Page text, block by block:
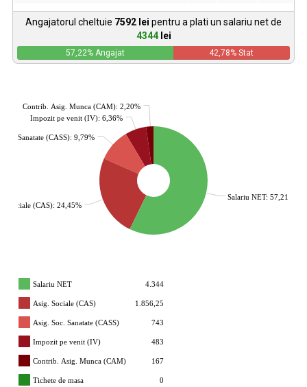
Angajatorul cheltuie 7592 lei pentru a plati un salariu net de
4344 lei
57,22% Angajat 42,78% Stat
Salariu NET: 57,21%
Sociale (CAS): 24,45%
Sanatate (CASS): 9,79%
Impozit pe venit (IV): 6,36%
Contrib. Asig. Munca (CAM): 2,20%
Salariu NET 4.344
Asig. Sociale (CAS) 1.856,25
Asig. Soc. Sanatate (CASS) 743
Impozit pe venit (IV) 483
Contrib. Asig. Munca (CAM) 167
Tichete de masa 0